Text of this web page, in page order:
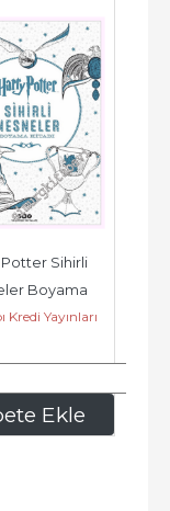
Ekle
Sihirli
Boyama
-         2026
Kredi Yayınları
,00